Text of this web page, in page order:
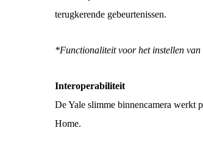
terugkerende gebeurtenissen.
*Functionaliteit voor het instellen van
Interoperabiliteit
De Yale slimme binnencamera werkt
Home.